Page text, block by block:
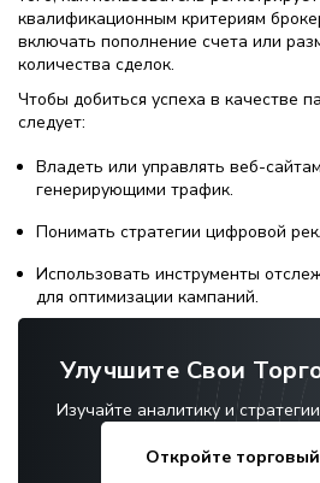
квалификационным критериям
включать пополнение счета или
количества сделок.
Чтобы добиться успеха в качестве
следует:
Владеть или управлять веб-
генерирующими трафик.
Понимать стратегии цифровой
Использовать инструменты
для оптимизации кампаний.
Улучшите Свои
Изучайте аналитику и
Откройте